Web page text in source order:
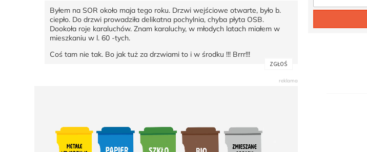
Byłem na SOR około maja tego roku. Drzwi wejściowe otwarte, było b.
ciepło. Do drzwi prowadziła delikatna pochylnia, chyba płyta OSB.
Dookoła roje karaluchów. Znam karaluchy, w młodych latach miałem w
mieszkaniu w l. 60 -tych.
Coś tam nie tak. Bo jak tuż za drzwiami to i w środku !!! Brrr!!!
ZGŁOŚ